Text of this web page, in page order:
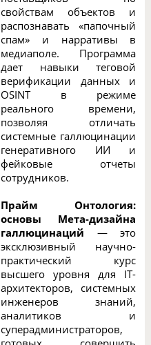
свойствам объектов и
распознавать «папочный
спам» и нарративы в
медиаполе. Программа
дает навыки теговой
верификации данных и
OSINT в режиме
реального времени,
позволяя отличать
системные галлюцинации
генеративного ИИ и
фейковые отчеты
сотрудников.
Прайм Онтология:
основы Мета-дизайна
галлюцинаций — это
эксклюзивный научно-
практический курс
высшего уровня для IT-
архитекторов, системных
инженеров знаний,
аналитиков и
суперадминистраторов,